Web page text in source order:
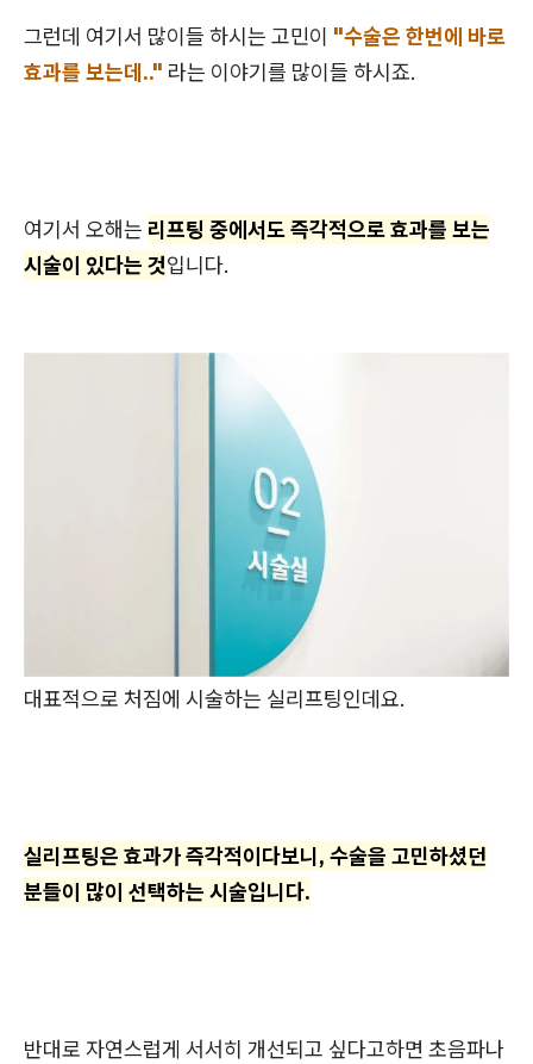
그런데 여기서 많이들 하시는 고민이 "수술은 한번에 바로
효과를 보는데.." 라는 이야기를 많이들 하시죠.
여기서 오해는 리프팅 중에서도 즉각적으로 효과를 보는
시술이 있다는 것입니다.
대표적으로 처짐에 시술하는 실리프팅인데요.
실리프팅은 효과가 즉각적이다보니, 수술을 고민하셨던
분들이 많이 선택하는 시술입니다.
반대로 자연스럽게 서서히 개선되고 싶다고하면 초음파나